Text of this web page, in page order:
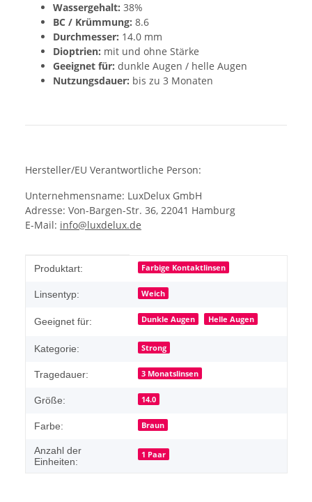
Wassergehalt: 38%
BC / Krümmung: 8.6
Durchmesser: 14.0 mm
Dioptrien: mit und ohne Stärke
Geeignet für: dunkle Augen / helle Augen
Nutzungsdauer: bis zu 3 Monaten
Hersteller/EU Verantwortliche Person:
Unternehmensname: LuxDelux GmbH
Adresse: Von-Bargen-Str. 36, 22041 Hamburg
E-Mail: info@luxdelux.de
Produkteigenschaft
Wert
Produktart: Farbige Kontaktlinsen
Linsentyp: Weich
Geeignet für: Dunkle Augen Helle Augen
Kategorie: Strong
Tragedauer: 3 Monatslinsen
Größe: 14.0
Farbe: Braun
Anzahl der
Einheiten:
1 Paar